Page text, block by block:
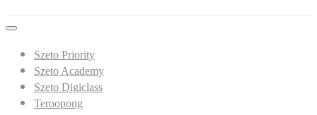
Szeto Priority
Szeto Academy
Szeto Digiclass
Teroopong